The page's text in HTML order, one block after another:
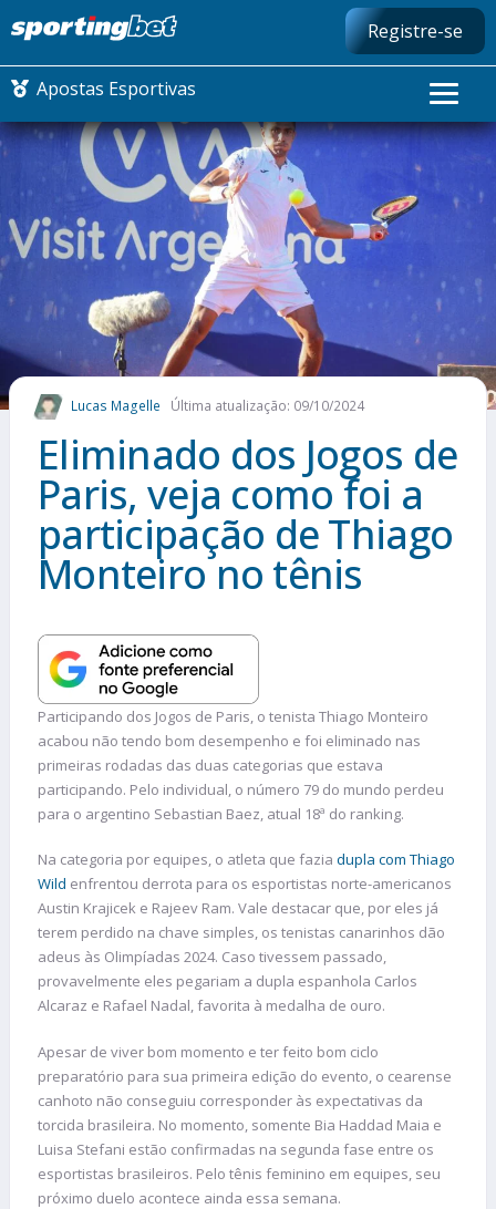
Registre-se
Apostas Esportivas
CONMEBOL LIBERTADORES
FUTEBOL NACIONAL
FUTEBOL INTERNACIONAL
COMO APOSTAR
MAIS ESPORTES
Lucas Magelle Última atualização: 09/10/2024
Eliminado dos Jogos de
Paris, veja como foi a
participação de Thiago
Monteiro no tênis
Participando dos Jogos de Paris, o tenista Thiago Monteiro
acabou não tendo bom desempenho e foi eliminado nas
primeiras rodadas das duas categorias que estava
participando. Pelo individual, o número 79 do mundo perdeu
para o argentino Sebastian Baez, atual 18ª do ranking.
Na categoria por equipes, o atleta que fazia dupla com Thiago
Wild enfrentou derrota para os esportistas norte-americanos
Austin Krajicek e Rajeev Ram. Vale destacar que, por eles já
terem perdido na chave simples, os tenistas canarinhos dão
adeus às Olimpíadas 2024. Caso tivessem passado,
provavelmente eles pegariam a dupla espanhola Carlos
Alcaraz e Rafael Nadal, favorita à medalha de ouro.
Apesar de viver bom momento e ter feito bom ciclo
preparatório para sua primeira edição do evento, o cearense
canhoto não conseguiu corresponder às expectativas da
torcida brasileira. No momento, somente Bia Haddad Maia e
Luisa Stefani estão confirmadas na segunda fase entre os
esportistas brasileiros. Pelo tênis feminino em equipes, seu
próximo duelo acontece ainda essa semana.